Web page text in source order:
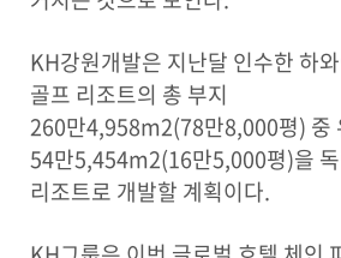
KH강원개발은 지난달 인수한 하
골프 리조트의 총 부지
260만4,958m2(78만8,000평) 중
54만5,454m2(16만5,000평)을
리조트로 개발할 계획이다.